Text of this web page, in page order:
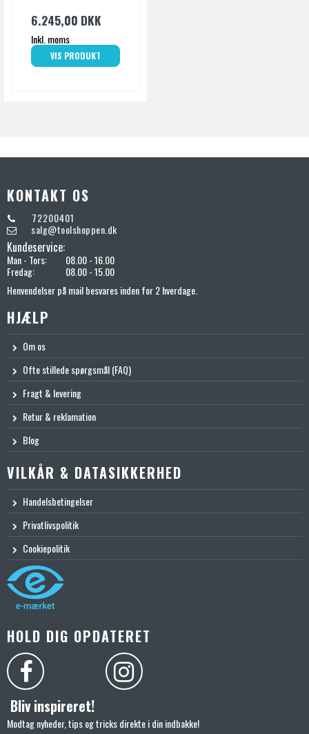
6.245,00 DKK
Inkl. moms
VIS PRODUKT
KONTAKT OS
72200401
salg@toolshoppen.dk
Kundeservice:
Man - Tors:
08.00 - 16.00
Fredag:
08.00 - 15.00
Henvendelser på mail besvares inden for 2 hverdage.
HJÆLP
Om os
Ofte stillede spørgsmål (FAQ)
Fragt & levering
Retur & reklamation
Blog
VILKÅR & DATASIKKERHED
Handelsbetingelser
Privatlivspolitik
Cookiepolitik
HOLD DIG OPDATERET
Bliv inspireret!
Modtag nyheder, tips og tricks direkte i din indbakke!